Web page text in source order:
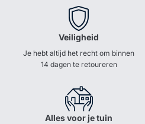
Veiligheid
Je hebt altijd het recht om binnen
14 dagen te retoureren
Alles voor je tuin